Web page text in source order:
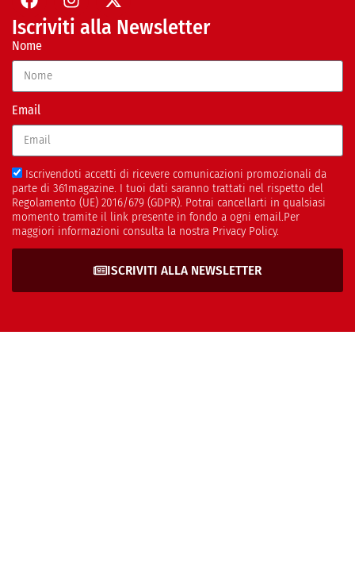
Iscriviti alla Newsletter
Nome
Email
Iscrivendoti accetti di ricevere comunicazioni promozionali da
parte di 361magazine. I tuoi dati saranno trattati nel rispetto del
Regolamento (UE) 2016/679 (GDPR). Potrai cancellarti in qualsiasi
momento tramite il link presente in fondo a ogni email.Per
maggiori informazioni consulta la nostra Privacy Policy.
ISCRIVITI ALLA NEWSLETTER